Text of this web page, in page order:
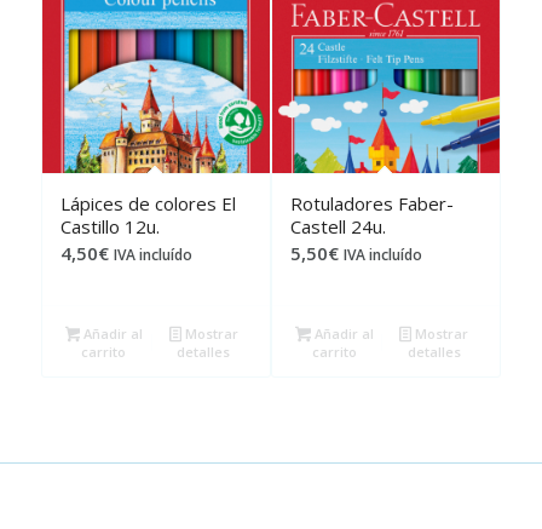
Lápices de colores El
Castillo 12u.
4,50€ IVA incluído
Añadir al
carrito
Mostrar
detalles
Rotuladores Faber-
Castell 24u.
5,50€ IVA incluído
Añadir al
carrito
Mostrar
detalles